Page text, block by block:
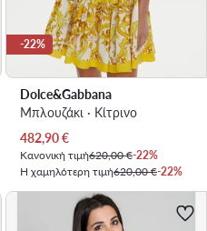
-22%
Dolce&Gabbana
Μπλουζάκι · Κίτρινο
Τρέχουσα τιμή
482,90€
Κανονική τιμή620,00 €-22%
Η χαμηλότερη τιμή620,00 €-22%